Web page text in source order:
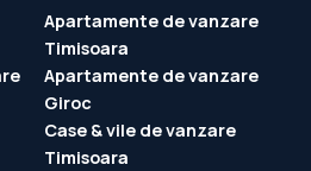
Apartamente de vanzare
Timisoara
Apartamente de vanzare
Giroc
Case & vile de vanzare
Timisoara